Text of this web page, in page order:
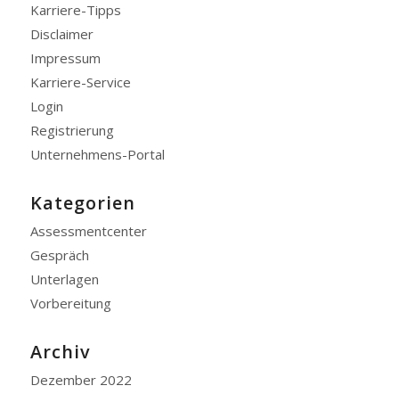
Karriere-Tipps
Disclaimer
Impressum
Karriere-Service
Login
Registrierung
Unternehmens-Portal
Kategorien
Assessmentcenter
Gespräch
Unterlagen
Vorbereitung
Archiv
Dezember 2022